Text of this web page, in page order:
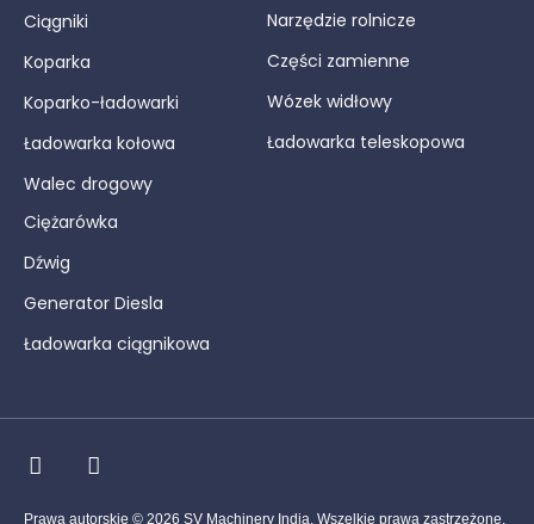
Ciągniki
Koparka
Koparko-ładowarki
Ładowarka kołowa
Walec drogowy
Narzędzie rolnicze
Części zamienne
Wózek widłowy
Ładowarka teleskopowa
Ciężarówka
Dźwig
Generator Diesla
Ładowarka ciągnikowa
Prawa autorskie © 2026 SV Machinery India. Wszelkie prawa zastrzeżone.